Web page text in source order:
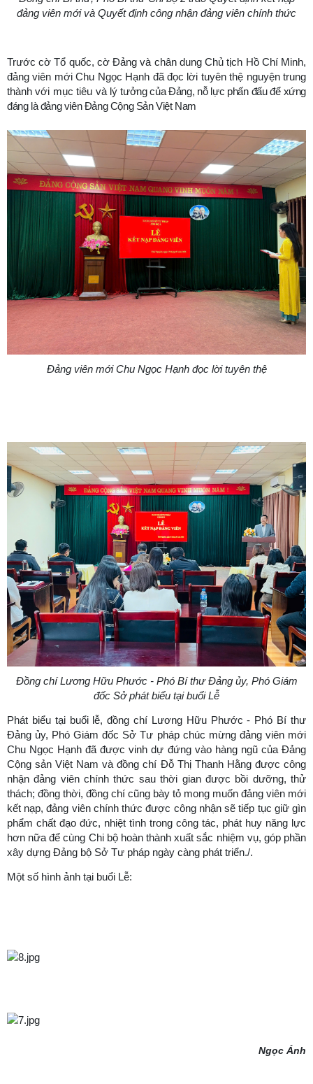
đảng viên mới và Quyết định công nhận đảng viên chính thức
Trước cờ Tổ quốc, cờ Đảng và chân dung Chủ tịch Hồ Chí Minh,
đảng viên mới Chu Ngọc Hạnh đã đọc lời tuyên thệ nguyện trung
thành với mục tiêu và lýtưởng của Đảng, nỗ lực phấn đấu để xứng
đáng là đảng viên Đảng Cộng Sản Việt Nam
Đảng viên mới Chu Ngọc Hạnh đọc lời tuyên thệ
Đồng chí Lương Hữu Phước - Phó Bí thư Đảng ủy, Phó Giám
đốc Sởphát biểu tại buổi Lễ
Phát biểu tại buổi lễ, đồng chí Lương Hữu Phước - Phó Bí thư
Đảng ủy, Phó Giám đốc Sở Tư pháp chúc mừng đảng viên mới
Chu Ngọc Hạnh đã được vinh dự đứng vào hàng ngũ của Đảng
Cộng sản Việt Nam và đồng chí Đỗ Thị Thanh Hằng được công
nhận đảng viên chính thức sau thời gian được bồi dưỡng, thử
thách; đồng thời, đồng chí cũng bày tỏ mong muốn đảng viên mới
kết nạp, đảng viên chính thức được công nhận sẽ tiếp tục giữ gìn
phẩm chất đạo đức, nhiệt tình trong công tác, phát huy năng lực
hơn nữa để cùng Chi bộ hoàn thành xuất sắc nhiệm vụ, góp phần
xây dựng Đảng bộ Sở Tư pháp ngày càng phát triển./.
Một số hình ảnh tại buổi Lễ:
Ngọc Ánh